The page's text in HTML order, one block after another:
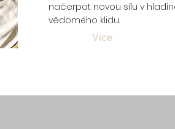
načerpat novou sílu v
vědomého klidu.
Více